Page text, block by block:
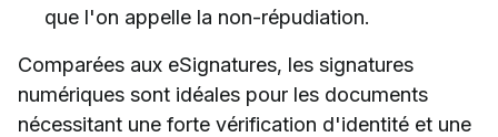
que l'on appelle la non-répudiation.
Comparées aux eSignatures, les signatures
numériques sont idéales pour les documents
nécessitant une forte vérification d'identité et une